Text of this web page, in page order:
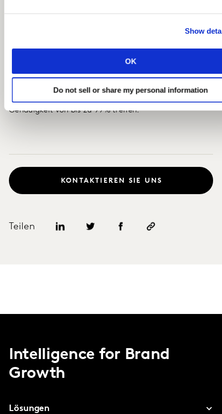
Show
OK
Do not sell or share my personal information
Aufgrund dieses Erfolgs führte das
Telekommunikationsunternehmen dieselben KI-
basierten Modelle in mehreren anderen Märkten ein
Genauigkeit von bis zu 99% treffen.
Teilen
KONTAKTIEREN SIE UNS
Intelligence for Brand
Growth
Lösungen